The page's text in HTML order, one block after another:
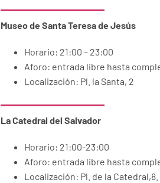
Museo de Santa Teresa de Jesús
Horario: 21:00 – 23:00
Aforo: entrada libre hasta
Localización: Pl. la Santa, 2
La Catedral del Salvador
Horario: 21:00-23:00
Aforo: entrada libre hasta
Localización: Pl. de la Catedral,8.